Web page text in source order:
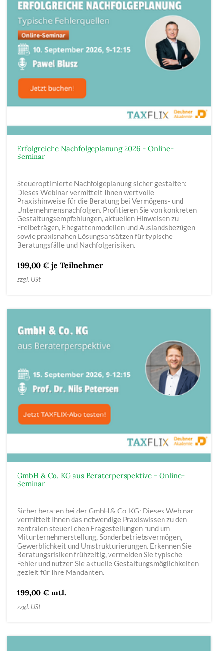
Erfolgreiche Nachfolgeplanung 2026 - Online-
Seminar
Steueroptimierte Nachfolgeplanung sicher gestalten:
Dieses Webinar vermittelt Ihnen wertvolle
Praxishinweise für die Beratung bei Vermögens- und
Unternehmensnachfolgen. Profitieren Sie von konkreten
Gestaltungsempfehlungen, aktuellen Hinweisen zu
Freibeträgen, Ehegattenmodellen und Auslandsbezügen
sowie praxisnahen Lösungsansätzen für typische
Beratungsfälle und Nachfolgerisiken.
199,00 € je Teilnehmer
zzgl. USt
GmbH & Co. KG aus Beraterperspektive - Online-
Seminar
Sicher beraten bei der GmbH & Co. KG: Dieses Webinar
vermittelt Ihnen das notwendige Praxiswissen zu den
zentralen steuerlichen Fragestellungen rund um
Mitunternehmerstellung, Sonderbetriebsvermögen,
Gewerblichkeit und Umstrukturierungen. Erkennen Sie
Beratungsrisiken frühzeitig, vermeiden Sie typische
Fehler und nutzen Sie aktuelle Gestaltungsmöglichkeiten
gezielt für Ihre Mandanten.
199,00 € mtl.
zzgl. USt